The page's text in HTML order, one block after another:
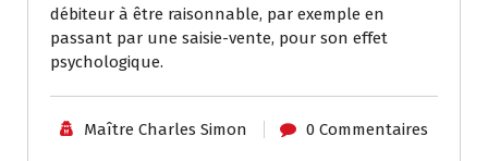
débiteur à être raisonnable, par exemple en
passant par une saisie-vente, pour son effet
psychologique.
Maître Charles Simon 0 Commentaires